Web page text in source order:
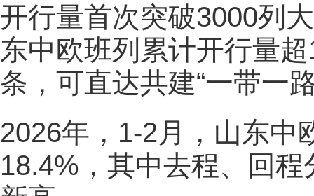
开行量首次突破3000列
东中欧班列累计开行量
条，可直达共建“一带一
2026年，1-2月，山东中
18.4%，其中去程、回